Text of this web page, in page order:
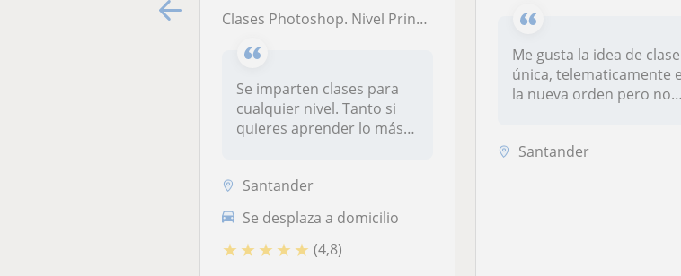
Clases Photoshop. Nivel Principiante-Experto
Se imparten clases para
cualquier nivel. Tanto si
quieres aprender lo más
Santander
Se desplaza a domicilio
★ ★ ★ ★ ★ (4,8)
Me gusta la idea de clase
única, telematicamente
la nueva orden pero no
Santander